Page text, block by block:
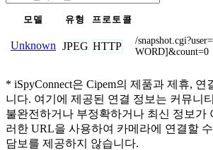
모델 유형 프로토콜
Unknown JPEG HTTP
/
WORD]&count=0
* iSpyConnect은 Cipem의 제품과 제휴, 연
니다. 여기에 제공된 연결 정보는 커뮤니
불완전하거나 부정확하거나 최신 정보가
러한 URL을 사용하여 카메라에 연결할
담보를 제공하지 않습니다.